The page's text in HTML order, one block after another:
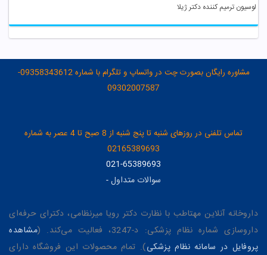
لوسیون ترمیم کننده دکتر ژیلا
مشاوره رایگان بصورت چت در واتساپ و تلگرام با شماره 09358343612-
09302007587
تماس تلفنی در روزهای شنبه تا پنج شنبه از 8 صبح تا 4 عصر به شماره
02165389693
021-65389693
سوالات متداول-
داروخانه آنلاین مهتاطب با نظارت دکتر رویا میرنظامی، دکترای حرفه‌ای
داروسازی شماره نظام پزشکی: د-3247، فعالیت می‌کند. (
مشاهده
پروفایل در سامانه نظام پزشکی). تمام محصولات این فروشگاه دارای